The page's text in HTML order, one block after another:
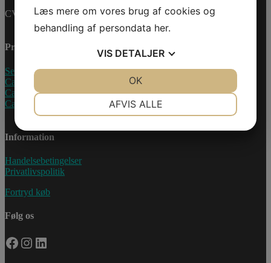
CVR-nummer: 27233678
Produkter
Sea-Doo Vandscooter
Can-Am ATV
Can-Am UTV
Can-Am Roadster
Information
Handelsebetingelser
Privatlivspolitik
Fortryd køb
Følg os
Facebook
Instagram
LinkedIn
Læs mere om vores brug af cookies og
behandling af persondata her.
VIS DETALJER
AFVIS ALLE
OK